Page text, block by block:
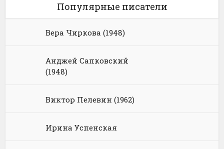
Популярные писатели
Вера Чиркова (1948)
Анджей Сапковский
(1948)
Виктор Пелевин (1962)
Ирина Успенская